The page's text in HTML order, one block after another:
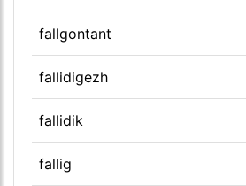
fallgontant
fallidigezh
fallidik
fallig